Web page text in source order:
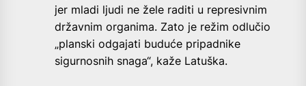
jer mladi ljudi ne žele raditi u represivnim
državnim organima. Zato je režim odlučio
„planski odgajati buduće pripadnike
sigurnosnih snaga“, kaže Latuška.